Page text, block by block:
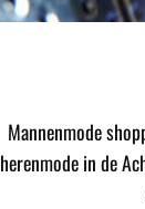
Mannenmode
herenmode in de